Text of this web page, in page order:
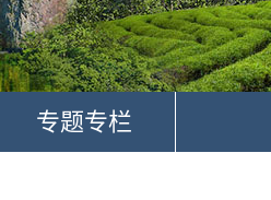
专题专栏